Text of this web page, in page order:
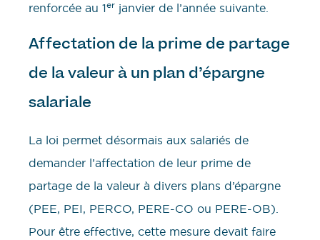
renforcée au 1er janvier de l’année suivante.
Affectation de la prime de partage
de la valeur à un plan d’épargne
salariale
La loi permet désormais aux salariés de
demander l’affectation de leur prime de
partage de la valeur à divers plans d’épargne
(PEE, PEI, PERCO, PERE-CO ou PERE-OB).
Pour être effective, cette mesure devait faire